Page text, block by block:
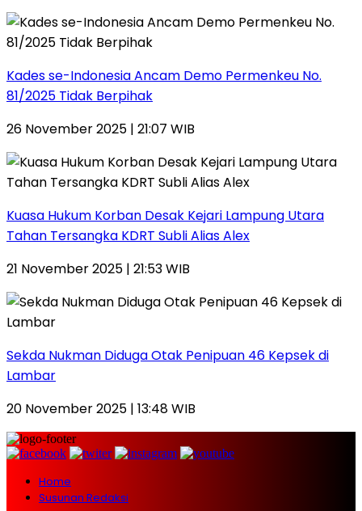
Kades se-Indonesia Ancam Demo Permenkeu No.
81/2025 Tidak Berpihak
26 November 2025 | 21:07 WIB
Kuasa Hukum Korban Desak Kejari Lampung Utara
Tahan Tersangka KDRT Subli Alias Alex
21 November 2025 | 21:53 WIB
Sekda Nukman Diduga Otak Penipuan 46 Kepsek di
Lambar
20 November 2025 | 13:48 WIB
Home
Susunan Redaksi